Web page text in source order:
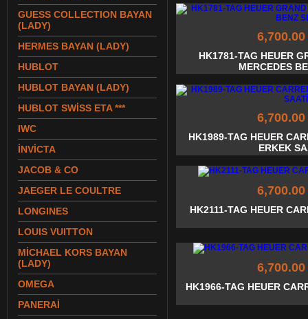
GUESS COLLECTION BAYAN
(LADY)
HERMES BAYAN (LADY)
HUBLOT
HUBLOT BAYAN (LADY)
HUBLOT SWİSS ETA ***
IWC
İNVİCTA
JACOB & CO
JAEGER LE COULTRE
LONGINES
LOUIS VUITTON
MİCHAEL KORS BAYAN
(LADY)
OMEGA
PANERAİ
HK1781-TAG HEUER
MERCEDES
HK1989-TAG HEUER
ERKEK
HK2111-TAG HEUER
HK1966-TAG HEUER